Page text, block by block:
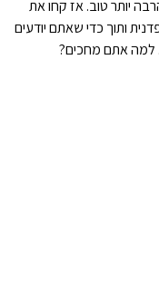
יותר טוב. אז קחו את
ותוך כדי שאתם יודעים
למה אתם מחכים?